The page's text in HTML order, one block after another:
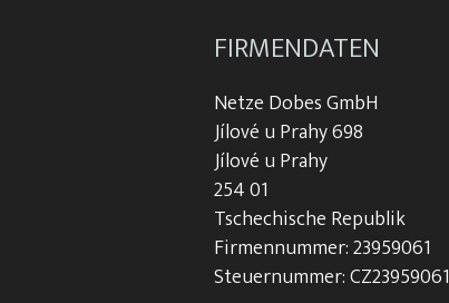
FIRMENDATEN
Netze Dobes GmbH
Jílové u Prahy 698
Jílové u Prahy
254 01
Tschechische Republik
Firmennummer: 23959061
Steuernummer: CZ23959061